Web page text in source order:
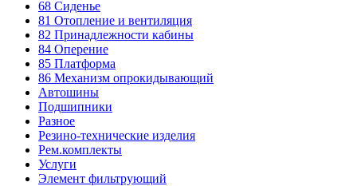
68 Сиденье
81 Отопление и вентиляция
82 Принадлежности кабины
84 Оперение
85 Платформа
86 Механизм опрокидывающий
Автошины
Подшипники
Разное
Резино-технические изделия
Рем.комплекты
Услуги
Элемент фильтрующий